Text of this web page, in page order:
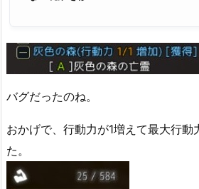
バグだったのね。
おかげで、行動力が1増えて最大行
た。